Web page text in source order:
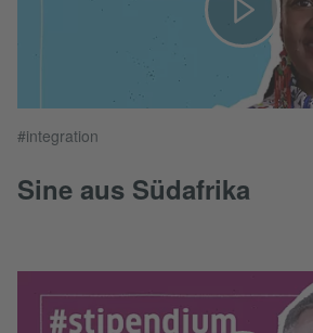
#integration
Sine aus Südafrika